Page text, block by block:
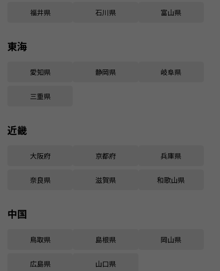
福井県 石川県 富山県
東海
愛知県 静岡県 岐阜県
三重県
近畿
大阪府 京都府 兵庫県
奈良県 滋賀県 和歌山県
中国
鳥取県 島根県 岡山県
広島県 山口県